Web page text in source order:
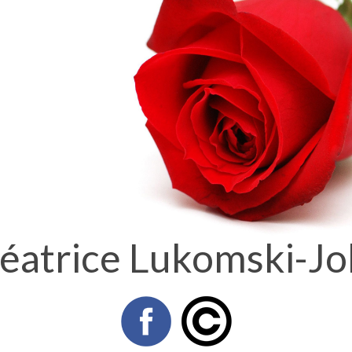
Lukomski-